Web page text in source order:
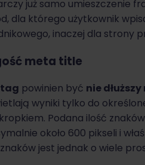
już samo umieszczenie
dla którego użytkownik
inaczej dla strony
meta title
powinien być nie
wyniki tylko do
Podana ilość
około 600 pikseli i
jest jednak o wiele